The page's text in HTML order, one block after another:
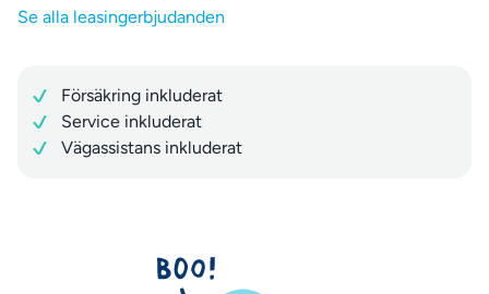
Se alla leasingerbjudanden
Försäkring inkluderat
Service inkluderat
Vägassistans inkluderat